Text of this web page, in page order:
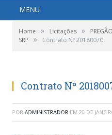
MENU
Home » Licitações »
SRP
» Contrato Nº 20180070
Contrato Nº
POR ADMINISTRADOR EM 20 DE